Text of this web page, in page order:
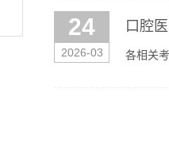
24
2026-03
口腔
各相关